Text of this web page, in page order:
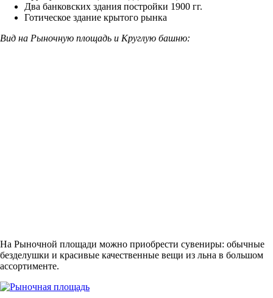
Два банковских здания постройки 1900 гг.
Готическое здание крытого рынка
Вид на Рыночную площадь и Круглую башню:
На Рыночной площади можно приобрести сувениры: обычные
безделушки и красивые качественные вещи из льна в большом
ассортименте.